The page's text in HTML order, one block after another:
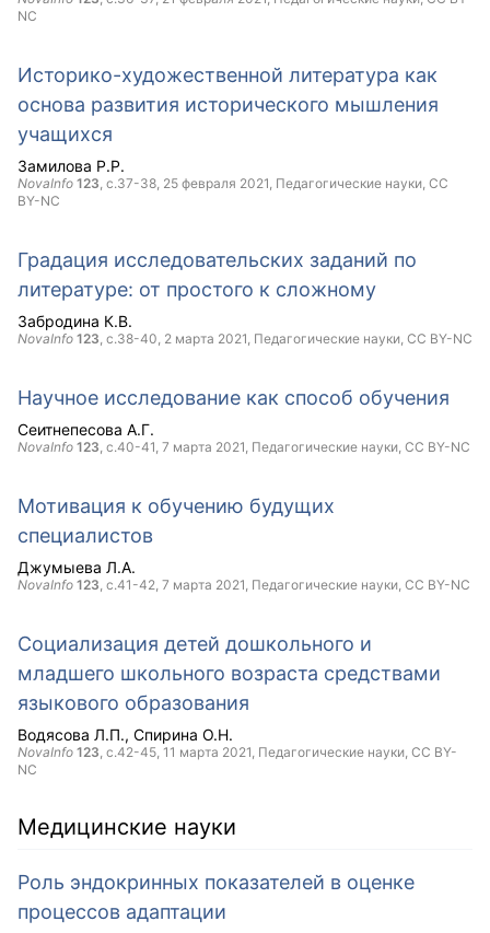
NC
Историко-художественной литература как
основа развития исторического мышления
учащихся
Замилова Р.Р.
NovaInfo 123, с.37-38, 25 февраля 2021, Педагогические науки, CC
BY-NC
Градация исследовательских заданий по
литературе: от простого к сложному
Забродина К.В.
NovaInfo 123, с.38-40, 2 марта 2021, Педагогические науки, CC BY-NC
Научное исследование как способ обучения
Сеитнепесова А.Г.
NovaInfo 123, с.40-41, 7 марта 2021, Педагогические науки, CC BY-NC
Мотивация к обучению будущих
специалистов
Джумыева Л.А.
NovaInfo 123, с.41-42, 7 марта 2021, Педагогические науки, CC BY-NC
Социализация детей дошкольного и
младшего школьного возраста средствами
языкового образования
Водясова Л.П. Спирина О.Н.
NovaInfo 123, с.42-45, 11 марта 2021, Педагогические науки, CC BY-
NC
Медицинские науки
Роль эндокринных показателей в оценке
процессов адаптации